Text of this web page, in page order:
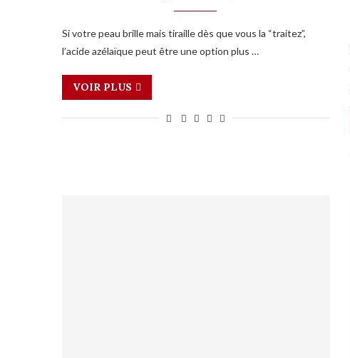
Si votre peau brille mais tiraille dès que vous la “traitez”,
l’acide azélaïque peut être une option plus …
VOIR PLUS